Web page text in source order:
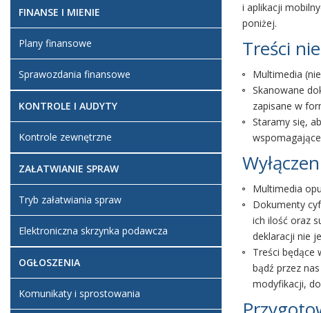
i aplikacji
poniżej.
Treści
Multimedia
Skanowane
zapisane w
Staramy się,
Multimedia
Dokumenty
ich ilość oraz
deklaracji nie
Treści będące
bądź przez
modyfikacji,
FINANSE I MIENIE
Plany finansowe
Sprawozdania finansowe
KONTROLE I AUDYTY
Kontrole zewnętrzne
ZAŁATWIANIE SPRAW
Tryb załatwiania spraw
Elektroniczna skrzynka podawcza
OGŁOSZENIA
Komunikaty i sprostowania